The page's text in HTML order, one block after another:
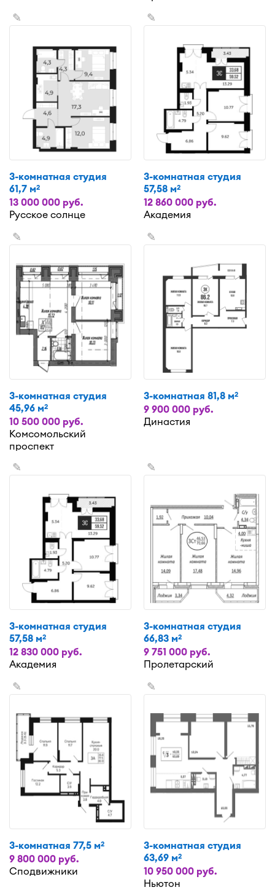
✎
3-комнатная студия
61,7 м2
13 000 000 руб.
Русское солнце
✎
3-комнатная студия
57,58 м2
12 860 000 руб.
Академия
✎
3-комнатная студия
45,96 м2
10 500 000 руб.
Комсомольский
проспект
✎
3-комнатная 81,8 м2
9 900 000 руб.
Династия
✎
3-комнатная студия
57,58 м2
12 830 000 руб.
Академия
✎
3-комнатная студия
66,83 м2
9 751 000 руб.
Пролетарский
✎
3-комнатная 77,5 м2
9 800 000 руб.
Сподвижники
✎
3-комнатная студия
63,69 м2
10 950 000 руб.
Ньютон